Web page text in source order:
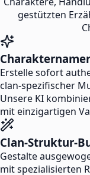
gestützten
Erstelle sofort
clan-spezifischer
Unsere KI
mit einzigartigen
Clan-Struktur-
Gestalte
mit spezialisierten